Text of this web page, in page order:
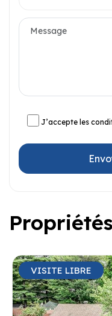
J’accepte les
VISITE LIBRE